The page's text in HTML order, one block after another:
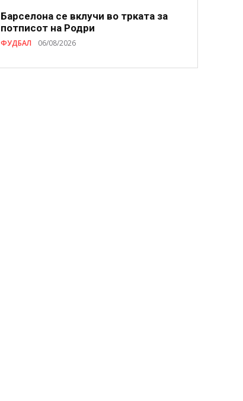
Барселона се вклучи во трката за
потписот на Родри
ФУДБАЛ 06/08/2026